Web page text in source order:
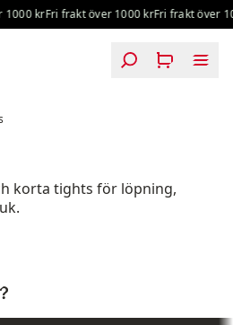
krFri frakt över 1000 krFri frakt över
korta tights för löpning,